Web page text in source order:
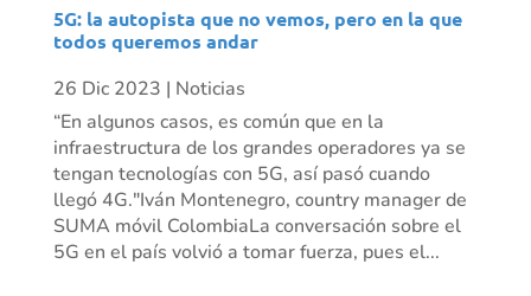
5G: la autopista que no vemos, pero en la que
todos queremos andar
26 Dic 2023 | Noticias
“En algunos casos, es común que en la
infraestructura de los grandes operadores ya se
tengan tecnologías con 5G, así pasó cuando
llegó 4G."Iván Montenegro, country manager de
SUMA móvil ColombiaLa conversación sobre el
5G en el país volvió a tomar fuerza, pues el...